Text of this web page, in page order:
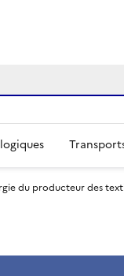
du producteur des